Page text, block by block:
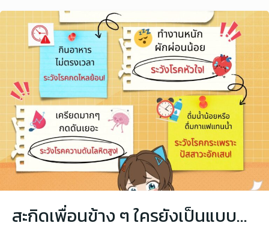
สะกิดเพื่อนข้าง ๆ ใครยังเป็นแบบนี้อยู่! ระวังอายุน้อยร้อยโรคไม่รู้ตัวนะ